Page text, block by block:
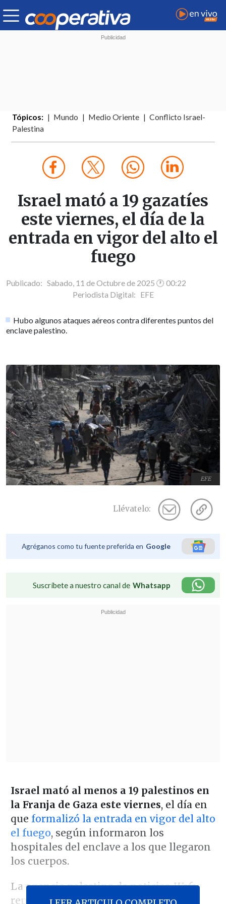
Tópicos: Mundo Medio Oriente
Conflicto Israel-
Palestina
Israel mató a 19 gazatíes
este viernes, el día de la
entrada en vigor del alto el
fuego
Publicado: Sabado, 11 de Octubre de 2025 🕐 00:22
Periodista Digital: EFE
Hubo algunos ataques aéreos contra diferentes puntos del
enclave palestino.
EFE
Llévatelo:
Agréganos como tu fuente preferida en Google
Suscríbete a nuestro canal de Whatsapp
Israel mató al menos a 19 palestinos en
la Franja de Gaza este viernes, el día en
que formalizó la entrada en vigor del alto
el fuego, según informaron los
hospitales del enclave a los que llegaron
los cuerpos.
La agencia palestina de noticiasWafa
reportó este viernesalgunos ataques